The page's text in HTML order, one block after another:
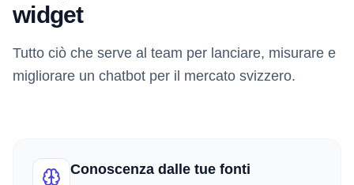
widget
Tutto ciò che serve al team per lanciare, misurare e
migliorare un chatbot per il mercato svizzero.
Conoscenza dalle tue fonti